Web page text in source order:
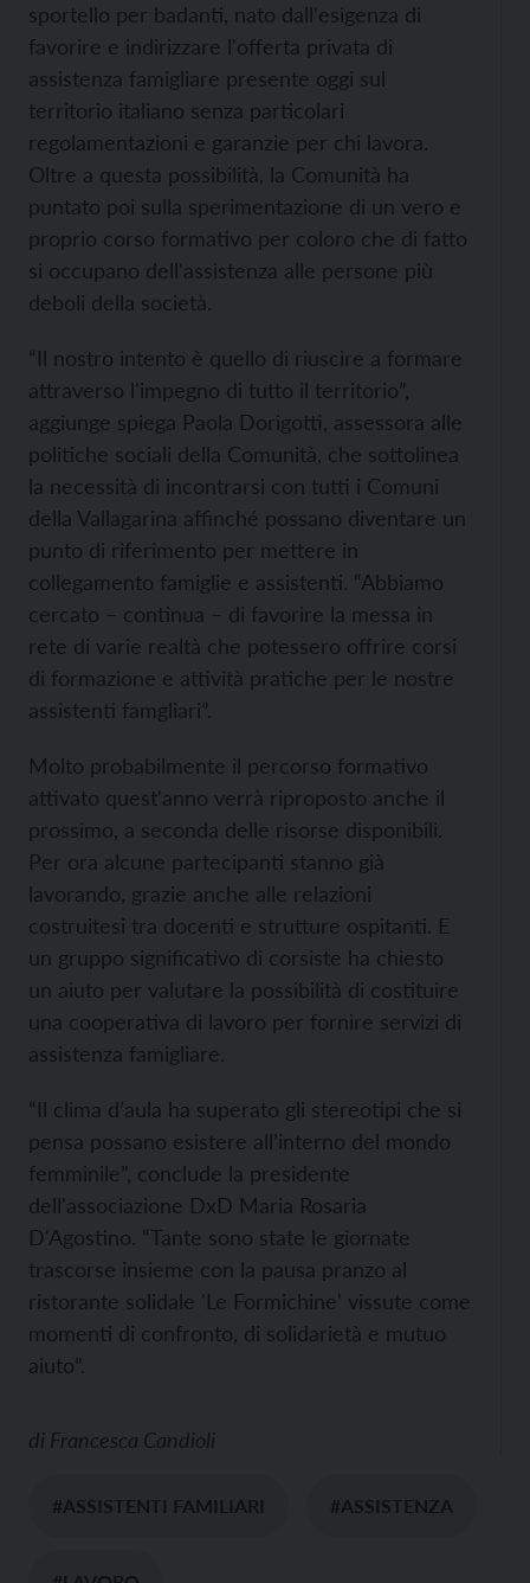
sportello per badanti, nato dall'esigenza di
favorire e indirizzare l'offerta privata di
assistenza famigliare presente oggi sul
territorio italiano senza particolari
regolamentazioni e garanzie per chi lavora.
Oltre a questa possibilità, la Comunità ha
puntato poi sulla sperimentazione di un vero e
proprio corso formativo per coloro che di fatto
si occupano dell'assistenza alle persone più
deboli della società.
“Il nostro intento è quello di riuscire a formare
attraverso l'impegno di tutto il territorio”,
aggiunge spiega Paola Dorigotti, assessora alle
politiche sociali della Comunità, che sottolinea
la necessità di incontrarsi con tutti i Comuni
della Vallagarina affinché possano diventare un
punto di riferimento per mettere in
collegamento famiglie e assistenti. “Abbiamo
cercato – continua – di favorire la messa in
rete di varie realtà che potessero offrire corsi
di formazione e attività pratiche per le nostre
assistenti famgliari”.
Molto probabilmente il percorso formativo
attivato quest'anno verrà riproposto anche il
prossimo, a seconda delle risorse disponibili.
Per ora alcune partecipanti stanno già
lavorando, grazie anche alle relazioni
costruitesi tra docenti e strutture ospitanti. E
un gruppo significativo di corsiste ha chiesto
un aiuto per valutare la possibilità di costituire
una cooperativa di lavoro per fornire servizi di
assistenza famigliare.
“Il clima d’aula ha superato gli stereotipi che si
pensa possano esistere all’interno del mondo
femminile”, conclude la presidente
dell'associazione DxD Maria Rosaria
D'Agostino. “Tante sono state le giornate
trascorse insieme con la pausa pranzo al
ristorante solidale 'Le Formichine' vissute come
momenti di confronto, di solidarietà e mutuo
aiuto”.
di Francesca Candioli
#ASSISTENTI FAMILIARI #ASSISTENZA